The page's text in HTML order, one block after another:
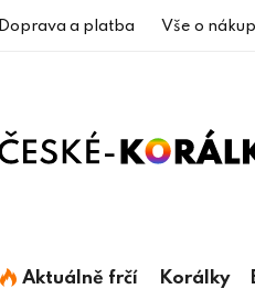
Doprava a platba Vše o
Aktuálně frčí Korálky